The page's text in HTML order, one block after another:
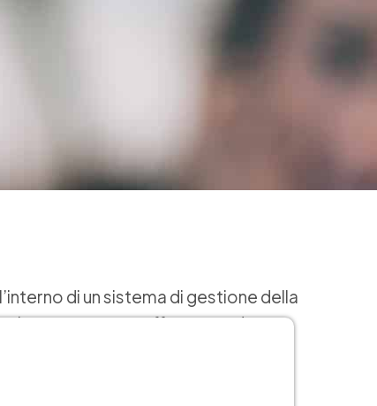
di un sistema di gestione della
questa norma offre un quadro
sicurezza sul posto di lavoro.
gestione per la gestione dei rischi